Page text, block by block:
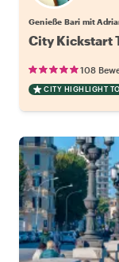
Genieße Bari mit
City Kickstart
108
CITY HIGHLIGHT